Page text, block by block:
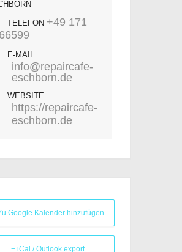
TELEFON +49 171
E-MAIL
info@repaircafe-
eschborn.de
WEBSITE
https://repaircafe-
eschborn.de
Google Kalender hinzufügen
+ iCal / Outlook export